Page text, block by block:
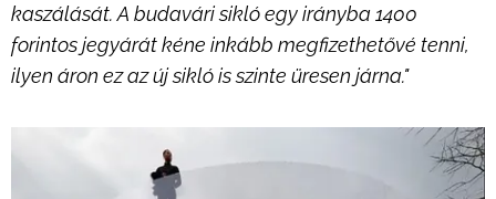
kaszálását. A budavári sikló egy irányba 1400
forintos jegyárát kéne inkább megfizethetővé tenni,
ilyen áron ez az új sikló is szinte üresen járna."